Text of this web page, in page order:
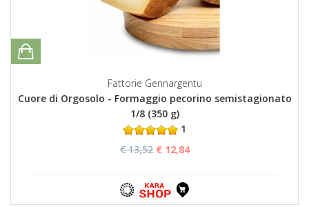
Fattorie Gennargentu
Cuore di Orgosolo - Formaggio pecorino semistagionato
1/8 (350 g)
1
€ 13,52 € 12,84